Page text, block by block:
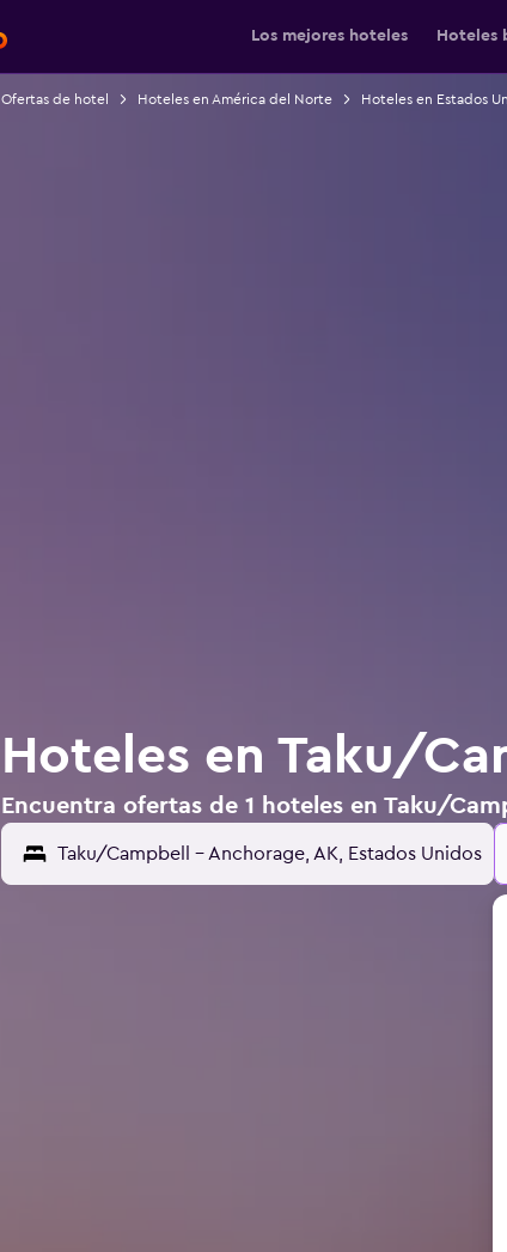
Los mejores hoteles Hoteles
Ofertas de hotel Hoteles en América del Norte Hoteles en Estados
Hoteles en Taku/
Encuentra ofertas de 1 hoteles en Taku/
Taku/Campbell - Anchorage, AK, Estados Unidos